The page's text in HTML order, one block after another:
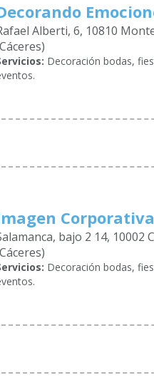
Alberti, 6, 10810
Decoración bodas,
bajo 2 14, 10002
Decoración bodas,